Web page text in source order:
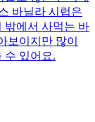
바닐라 시럽은
밖에서 사먹는 바
보이지만 많이
수 있어요.